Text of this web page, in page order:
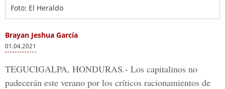
Foto: El Heraldo
Brayan Jeshua García
01.04.2021
TEGUCIGALPA, HONDURAS.- Los capitalinos no
padecerán este verano por los críticos racionamientos de